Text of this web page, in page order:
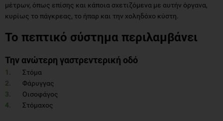
μέτρων, όπως επίσης και κάποια σχετιζόμενα με αυτήν όργανα,
κυρίως το πάγκρεας, το ήπαρ και την χοληδόχο κύστη.
Το πεπτικό σύστημα περιλαμβάνει
Την ανώτερη γαστρεντερική οδό
Στόμα
Φάρυγγας
Οισοφάγος
Στόμαχος